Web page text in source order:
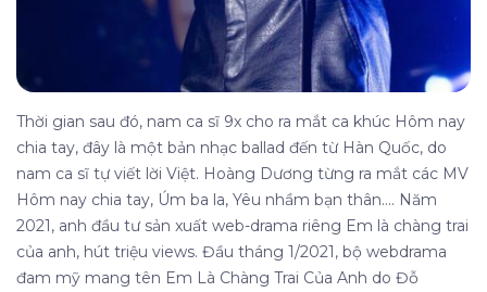
Thời gian sau đó, nam ca sĩ 9x cho ra mắt ca khúc Hôm nay
chia tay, đây là một bản nhạc ballad đến từ Hàn Quốc, do
nam ca sĩ tự viết lời Việt. Hoàng Dương từng ra mắt các MV
Hôm nay chia tay, Úm ba la, Yêu nhầm bạn thân.... Năm
2021, anh đầu tư sản xuất web-drama riêng Em là chàng trai
của anh, hút triệu views. Đầu tháng 1/2021, bộ webdrama
đam mỹ mang tên Em Là Chàng Trai Của Anh do Đỗ